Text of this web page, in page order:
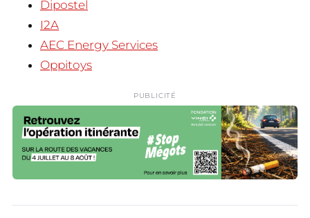
Dipostel
I2A
AEC Energy Services
Oppitoys
PUBLICITÉ